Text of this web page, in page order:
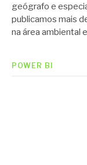
geógrafo e
publicamos mais
na área ambiental
POWER BI